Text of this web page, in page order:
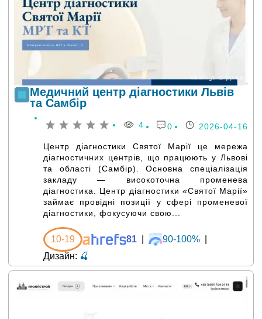
Медичний центр діагностики Львів
та Самбір
4 0 2026-04-16
Центр діагностики Святої Марії це мережа
діагностичних центрів, що працюють у Львові
та області (Самбір). Основна спеціалізація
закладу — високоточна променева
діагностика. Центр діагностики «Святої Марії»
займає провідні позиції у сфері променевої
діагностики, фокусуючи свою...
10-19 81| 90-100%|
Дизайн: 🍒